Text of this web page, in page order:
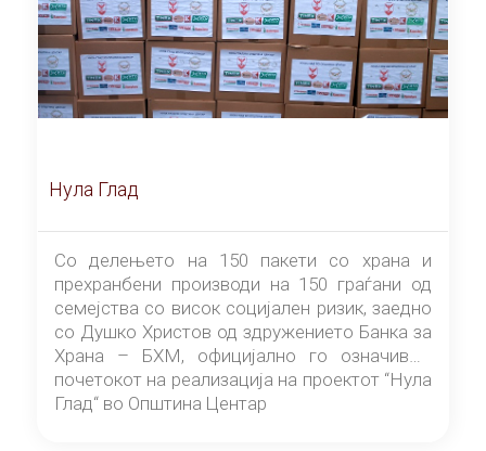
Нула Глад
Со делењето на 150 пакети со храна и
прехранбени производи на 150 граѓани од
семејства со висок социјален ризик, заедно
со Душко Христов од здружението Банка за
Храна – БХМ, официјално го означивме
почетокот на реализација на проектот “Нула
Глад“ во Општина Центар